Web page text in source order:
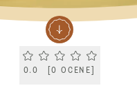
Current rating
0.0 [0 OCENE